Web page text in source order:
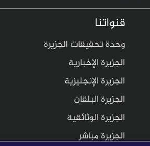
قنواتنا
وحدة تحقيقات الجزيرة
الجزيرة الإخبارية
الجزيرة الإنجليزية
الجزيرة البلقان
الجزيرة الوثائقية
الجزيرة مباشر